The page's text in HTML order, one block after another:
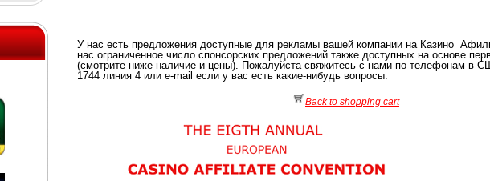
У нас есть предложения доступные для рекламы вашей компании на Казино
нас ограниченное число спонсорских предложений также доступных на основе
(смотрите ниже наличие и цены). Пожалуйста свяжитесь с нами по телефонам в
1744 линия 4 или e-mail если у вас есть какие-нибудь вопросы.
Back to shopping cart